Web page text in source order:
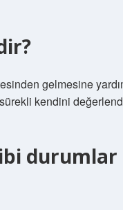
gelmesine
kendini
durumlar